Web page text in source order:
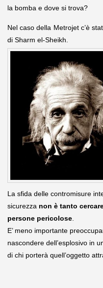
la bomba e dove si trova?
Nel caso della Metrojet c’è
di Sharm el-Sheikh.
La sfida delle contromisure
sicurezza non è tanto
persone pericolose
E’ meno importante
nascondere dell’esplosivo in
di chi porterà quell’oggetto